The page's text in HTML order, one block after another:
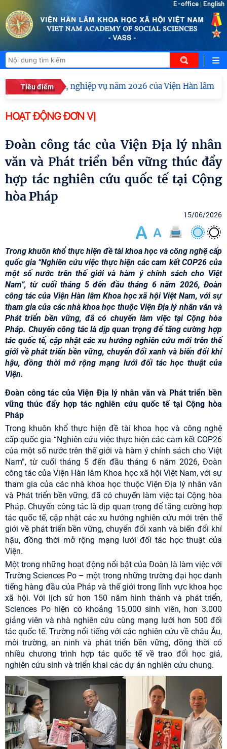
E-office English
Tiêu điểm
chuyên môn, nghiệp vụ năm 2026 của Viện Hàn lâm
HOẠT ĐỘNG ĐƠN VỊ
Đoàn công tác của Viện Địa lý nhân
văn và Phát triển bền vững thúc đẩy
hợp tác nghiên cứu quốc tế tại Cộng
hòa Pháp
15/06/2026
Trong khuôn khổ thực hiện đề tài khoa học và công nghệ cấp
quốc gia “Nghiên cứu việc thực hiện các cam kết COP26 của
một số nước trên thế giới và hàm ý chính sách cho Việt
Nam”, từ cuối tháng 5 đến đầu tháng 6 năm 2026, Đoàn
công tác của Viện Hàn lâm Khoa học xã hội Việt Nam, với sự
tham gia của các nhà khoa học thuộc Viện Địa lý nhân văn và
Phát triển bền vững, đã có chuyến làm việc tại Cộng hòa
Pháp. Chuyến công tác là dịp quan trọng để tăng cường hợp
tác quốc tế, cập nhật các xu hướng nghiên cứu mới trên thế
giới về phát triển bền vững, chuyển đổi xanh và biến đổi khí
hậu, đồng thời mở rộng mạng lưới đối tác học thuật của
Viện.
Đoàn công tác của Viện Địa lý nhân văn và Phát triển bền
vững thúc đẩy hợp tác nghiên cứu quốc tế tại Cộng hòa
Pháp
Trong khuôn khổ thực hiện đề tài khoa học và công nghệ
cấp quốc gia “Nghiên cứu việc thực hiện các cam kết COP26
của một số nước trên thế giới và hàm ý chính sách cho Việt
Nam”, từ cuối tháng 5 đến đầu tháng 6 năm 2026, Đoàn
công tác của Viện Hàn lâm Khoa học xã hội Việt Nam, với sự
tham gia của các nhà khoa học thuộc Viện Địa lý nhân văn
và Phát triển bền vững, đã có chuyến làm việc tại Cộng hòa
Pháp. Chuyến công tác là dịp quan trọng để tăng cường hợp
tác quốc tế, cập nhật các xu hướng nghiên cứu mới trên thế
giới về phát triển bền vững, chuyển đổi xanh và biến đổi khí
hậu, đồng thời mở rộng mạng lưới đối tác học thuật của
Viện.
Một trong những hoạt động nổi bật của Đoàn là làm việc với
Trường Sciences Po – một trong những trường đại học danh
tiếng hàng đầu của Pháp và thế giới trong lĩnh vực khoa học
xã hội. Với lịch sử hơn 150 năm hình thành và phát triển,
Sciences Po hiện có khoảng 15.000 sinh viên, hơn 3.000
giảng viên và nhà nghiên cứu cùng mạng lưới hơn 500 đối
tác quốc tế. Trường nổi tiếng với các nghiên cứu về châu Âu,
môi trường, an ninh và phát triển bền vững, đồng thời có
nhiều chương trình hợp tác quốc tế về trao đổi học giả,
nghiên cứu sinh và triển khai các dự án nghiên cứu chung.